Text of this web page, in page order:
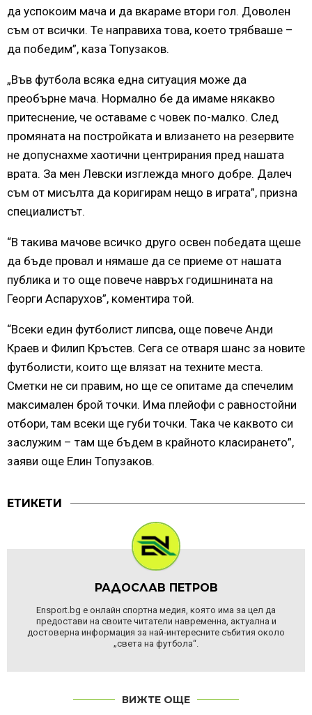
да успокоим мача и да вкараме втори гол. Доволен
съм от всички. Те направиха това, което трябваше –
да победим”, каза Топузаков.
„Във футбола всяка една ситуация може да
преобърне мача. Нормално бе да имаме някакво
притеснение, че оставаме с човек по-малко. След
промяната на постройката и влизането на резервите
не допуснахме хаотични центрирания пред нашата
врата. За мен Левски изглежда много добре. Далеч
съм от мисълта да коригирам нещо в играта”, призна
специалистът.
“В такива мачове всичко друго освен победата щеше
да бъде провал и нямаше да се приеме от нашата
публика и то още повече навръх годишнината на
Георги Аспарухов”, коментира той.
“Всеки един футболист липсва, още повече Анди
Краев и Филип Кръстев. Сега се отваря шанс за новите
футболисти, които ще влязат на техните места.
Сметки не си правим, но ще се опитаме да спечелим
максимален брой точки. Има плейофи с равностойни
отбори, там всеки ще губи точки. Така че каквото си
заслужим – там ще бъдем в крайното класирането”,
заяви още Елин Топузаков.
ЕТИКЕТИ
РАДОСЛАВ ПЕТРОВ
Ensport.bg е онлайн спортна медия, която има за цел да
предостави на своите читатели навременна, актуална и
достоверна информация за най-интересните събития около
„света на футбола“.
ВИЖТЕ ОЩЕ